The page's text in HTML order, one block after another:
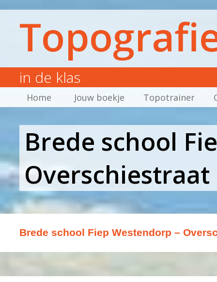
in de klas
Home Jouw boekje Topotrainer
Brede school
Brede school Fiep Westendorp –